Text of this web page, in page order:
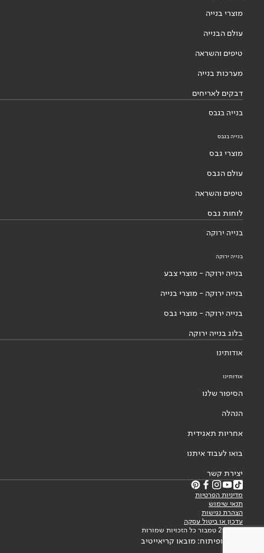
מוצרי בנייה
עולם הבנייה
טיפים והשראה
מערכות בנייה
דבקים לאריחים
בנייה בגבס
בנייה בגבס
מוצרי גבס
עולם הגבס
טיפים והשראה
לוחות גבס
בנייה ירוקה
בנייה ירוקה
בנייה ירוקה - מוצרי צבע
בנייה ירוקה - מוצרי בנייה
בנייה ירוקה - מוצרי גבס
בלוג בנייה ירוקה
אודותינו
אודותינו
הסיפור שלנו
הנהלה
אחריות תאגידית
בואו לעבוד איתנו
יצירת קשר
מדיניות הפרטיות
תנאי שימוש
הצהרת נגישות
עדכון או ביטול עסקה
© 2026 טמבור כל הזכויות שמורות
עיצוב ופיתוח: מובאו קריאייטיב